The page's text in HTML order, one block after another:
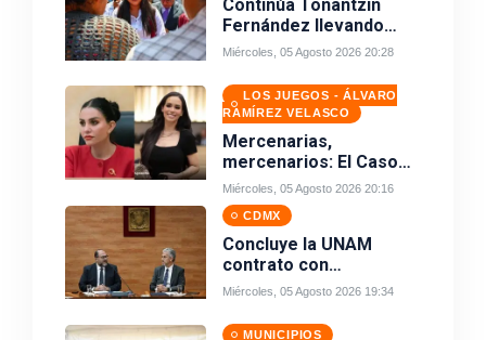
Continúa Tonantzin
Fernández llevando
obra pública a todos los
Cholula
Miércoles, 05 Agosto 2026 20:28
LOS JUEGOS - ÁLVARO
RAMÍREZ VELASCO
Mercenarias,
mercenarios: El Caso
Nay-Grace
Miércoles, 05 Agosto 2026 20:16
CDMX
Concluye la UNAM
contrato con
Territorium Life tras
virtual
Miércoles, 05 Agosto 2026 19:34
MUNICIPIOS